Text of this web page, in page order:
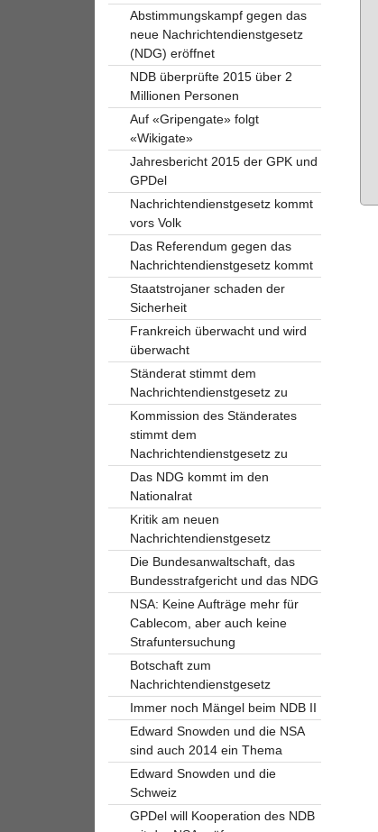
Abstimmungskampf gegen das
neue Nachrichtendienstgesetz
(NDG) eröffnet
NDB überprüfte 2015 über 2
Millionen Personen
Auf «Gripengate» folgt
«Wikigate»
Jahresbericht 2015 der GPK und
GPDel
Nachrichtendienstgesetz kommt
vors Volk
Das Referendum gegen das
Nachrichtendienstgesetz kommt
Staatstrojaner schaden der
Sicherheit
Frankreich überwacht und wird
überwacht
Ständerat stimmt dem
Nachrichtendienstgesetz zu
Kommission des Ständerates
stimmt dem
Nachrichtendienstgesetz zu
Das NDG kommt im den
Nationalrat
Kritik am neuen
Nachrichtendienstgesetz
Die Bundesanwaltschaft, das
Bundesstrafgericht und das NDG
NSA: Keine Aufträge mehr für
Cablecom, aber auch keine
Strafuntersuchung
Botschaft zum
Nachrichtendienstgesetz
Immer noch Mängel beim NDB II
Edward Snowden und die NSA
sind auch 2014 ein Thema
Edward Snowden und die
Schweiz
GPDel will Kooperation des NDB